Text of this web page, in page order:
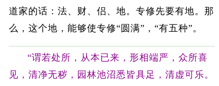
道家的话：法、财、侣、地。专修先要有地。那
么，这个地，能够使专修“圆满”，“有五种”。
“谓若处所，从本已来，形相端严，众所喜
见，清净无秽，园林池沼悉皆具足，清虚可乐。